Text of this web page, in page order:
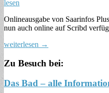
Onlineausgabe von Saarinfos
nun auch online auf Scribd
weiterlesen →
Zu Besuch bei:
Das Bad – alle